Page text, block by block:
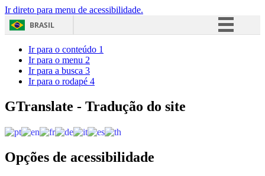
Ir direto para menu de acessibilidade.
BRASIL
Acesso à informação
Ir para o conteúdo 1
Ir para o menu 2
Ir para a busca 3
Ir para o rodapé 4
GTranslate - Tradução do site
Opções de acessibilidade